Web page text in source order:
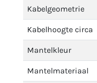
Kabelgeometrie
Kabelhoogte circa
Mantelkleur
Mantelmateriaal